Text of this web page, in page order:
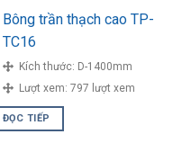
Bông trần thạch cao TP-
TC16
Kích thước: D-1400mm
Lượt xem: 797 lượt xem
ĐỌC TIẾP